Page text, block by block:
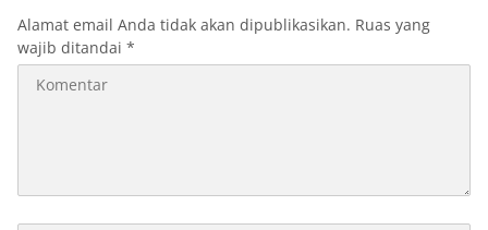
Alamat email Anda tidak akan dipublikasikan. Ruas yang
wajib ditandai *